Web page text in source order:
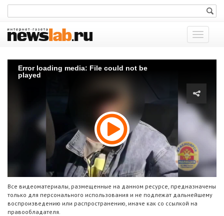
Показать
меню
Error loading media: File could not be
played
Все видеоматериалы, размещенные на данном ресурсе, предназначены
только для персонального использования и не подлежат дальнейшему
воспроизведению или распространению, иначе как со ссылкой на
правообладателя.